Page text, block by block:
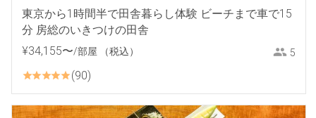
里山体験
東京から1時間半で田舎暮らし体験 ビーチまで車で15
分 房総のいきつけの田舎
¥34,155〜/部屋 （税込） 5
90